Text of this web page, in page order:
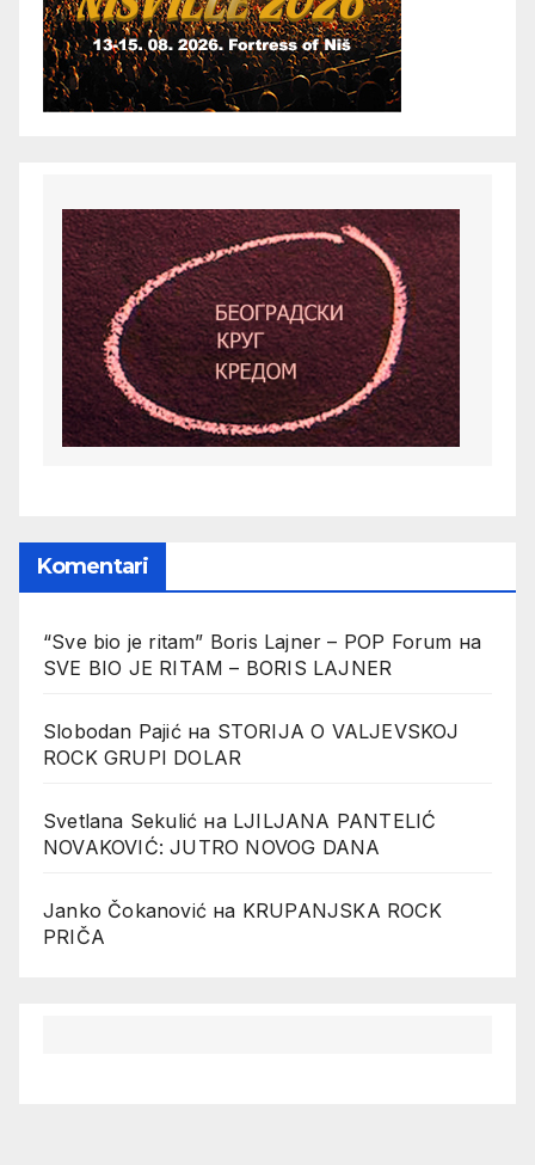
Komentari
“Sve bio je ritam” Boris Lajner – POP Forum на
SVE BIO JE RITAM – BORIS LAJNER
Slobodan Pajićна STORIJA O VALJEVSKOJ
ROCK GRUPI DOLAR
Svetlana Sekulić на LJILJANA PANTELIĆ
NOVAKOVIĆ: JUTRO NOVOG DANA
Janko Čokanović на KRUPANJSKA ROCK
PRIČA